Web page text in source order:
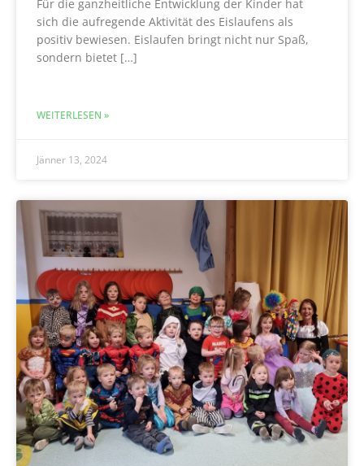
Für die ganzheitliche Entwicklung der Kinder hat
sich die aufregende Aktivität des Eislaufens als
positiv bewiesen. Eislaufen bringt nicht nur Spaß,
sondern bietet […]
WEITERLESEN »
Jänner 13, 2024